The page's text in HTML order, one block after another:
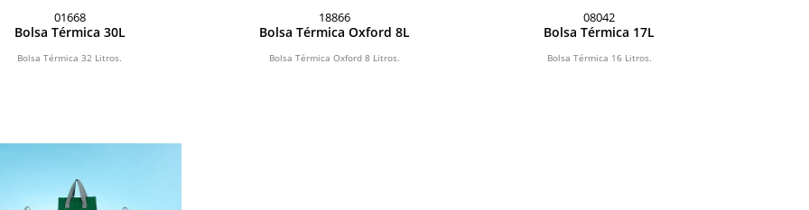
01668
Bolsa Térmica 30L
Bolsa Térmica 32 Litros.
18866
Bolsa Térmica Oxford 8L
Bolsa Térmica Oxford 8 Litros.
08042
Bolsa Térmica 17L
Bolsa Térmica 16 Litros.